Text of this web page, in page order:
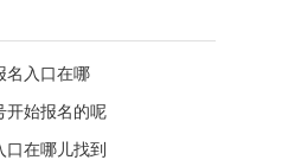
名入口在哪
开始报名的呢
口在哪儿找到